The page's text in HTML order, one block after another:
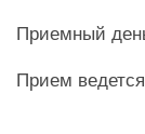
Приемный
Прием